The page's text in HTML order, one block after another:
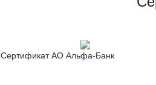
Сертификат АО Альфа-Банк